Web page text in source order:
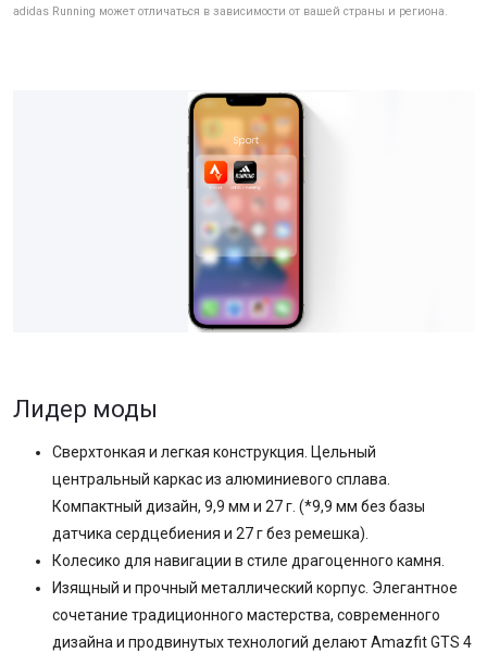
adidas Running может отличаться в зависимости от вашей страны и региона.
Лидер моды
Сверхтонкая и легкая конструкция. Цельный
центральный каркас из алюминиевого сплава.
Компактный дизайн, 9,9 мм и 27 г. (*9,9 мм без базы
датчика сердцебиения и 27 г без ремешка).
Колесико для навигации в стиле драгоценного камня.
Изящный и прочный металлический корпус. Элегантное
сочетание традиционного мастерства, современного
дизайна и продвинутых технологий делают Amazfit GTS 4